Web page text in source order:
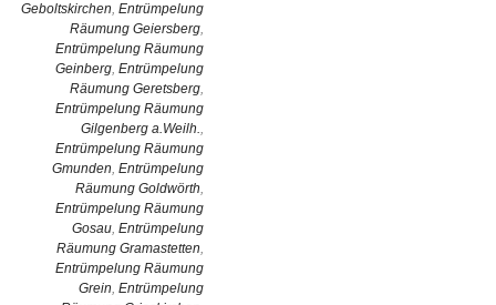
Geboltskirchen, Entrümpelung
Räumung Geiersberg,
Entrümpelung Räumung
Geinberg, Entrümpelung
Räumung Geretsberg,
Entrümpelung Räumung
Gilgenberg a.Weilh.,
Entrümpelung Räumung
Gmunden, Entrümpelung
Räumung Goldwörth,
Entrümpelung Räumung
Gosau, Entrümpelung
Räumung Gramastetten,
Entrümpelung Räumung
Grein, Entrümpelung